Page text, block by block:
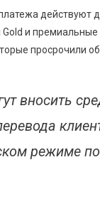
действуют
и премиальные
просрочили
вносить
режиме